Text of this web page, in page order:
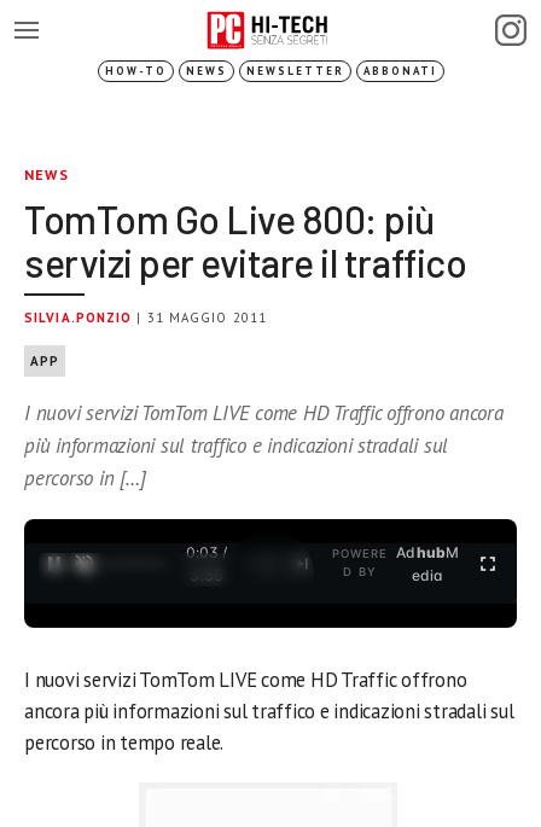
HOW-TO NEWS NEWSLETTER ABBONATI
NEWS
TomTom Go Live 800: più
servizi per evitare il traffico
SILVIA.PONZIO | 31 MAGGIO 2011
APP
I nuovi servizi TomTom LIVE come HD Traffic offrono ancora
più informazioni sul traffico e indicazioni stradali sul
percorso in […]
0:04 /
3:35
POWERE
D BY
AdhubM
edia
I nuovi servizi TomTom LIVE come HD Traffic offrono
ancora più informazioni sul traffico e indicazioni stradali sul
percorso in tempo reale.